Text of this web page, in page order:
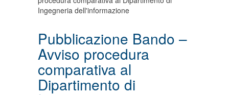
Ingegneria dell'informazione
Pubblicazione Bando –
Avviso procedura
comparativa al
Dipartimento di